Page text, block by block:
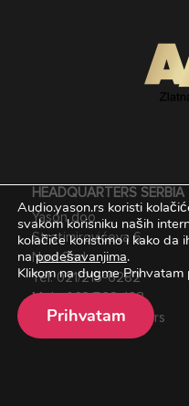
HEADQUARTERS SERBIA
Yason doo
Stratimirovićeva 6,
Novi Sad
Tel:021/215-6282
Mob:
063/562-168
Email:office@yason.rs
Audio.yason.rs koristi
svakom korisniku naših
kolačiće koristimo i kako da
napodešavanjima.
Klikom na dugme
Prihvatam